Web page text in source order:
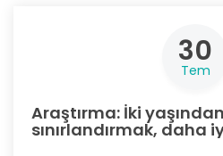
30
Tem
Araştırma: İki
sınırlandırmak, daha